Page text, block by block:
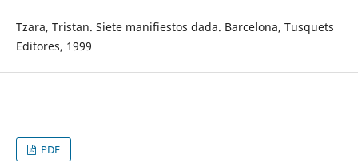
Tzara, Tristan. Siete manifiestos dada. Barcelona, Tusquets
Editores, 1999
PDF